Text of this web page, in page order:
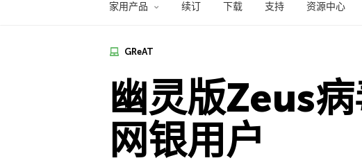
家用产品 续订 下载 支持 资源中心
GReAT
幽灵版Zeus
网银用户